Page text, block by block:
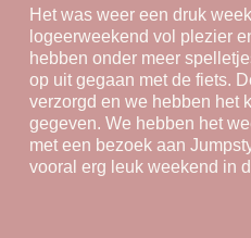
Het was weer een druk
logeerweekend vol plezier
hebben onder meer
op uit gegaan met de fiets.
verzorgd en we hebben het
gegeven. We hebben het
met een bezoek aan
vooral erg leuk weekend in